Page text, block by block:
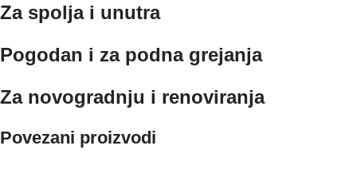
Za spolja i unutra
Pogodan i za podna grejanja
Za novogradnju i renoviranja
Povezani proizvodi